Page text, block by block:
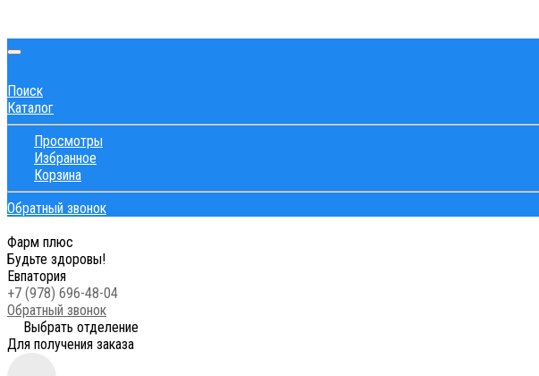
Поиск
Каталог
Просмотры
Избранное
Корзина
Обратный звонок
Фарм плюс
Будьте здоровы!
Евпатория
+7 (978) 696-48-04
Обратный звонок
Выбрать отделение
Для получения заказа